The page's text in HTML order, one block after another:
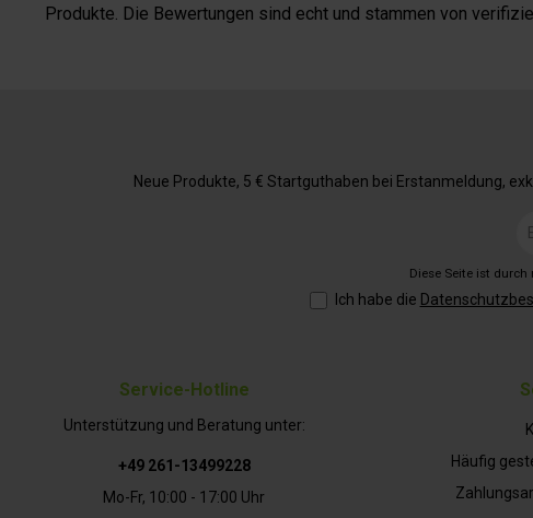
Produkte. Die Bewertungen sind echt und stammen von
Service-Hotline
Unterstützung und Beratung unter:
+49 261-13499228
Mo-Fr, 10:00 - 17:00 Uhr
Häufig
Neue Produkte, 5 € Startguthaben bei Erstanmeldung,
Diese Seite ist
Ich habe die